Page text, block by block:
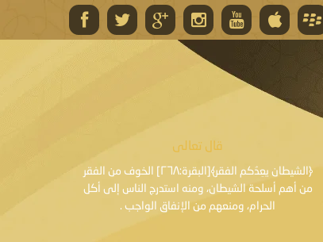
قال تعالى
﴿الشيطان يعِدُكم الفقر﴾[البقرة:٢٦٨] الخوف من الفقر
من أهم أسلحة الشيطان، ومنه استدرج الناس إلى أكل
الحرام، ومنعهم من الإنفاق الواجب .